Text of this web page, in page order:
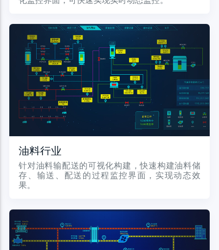
油料行业
针对油料输配送的可视化构建，快速构建油料储
存、输送、配送的过程监控界面，实现动态效
果。